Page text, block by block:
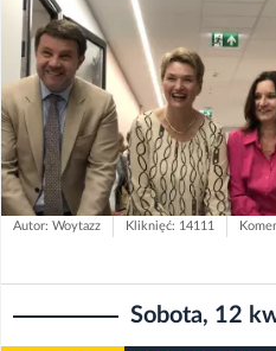
Autor: Woytazz Kliknięć: 14111
Sobota, 12